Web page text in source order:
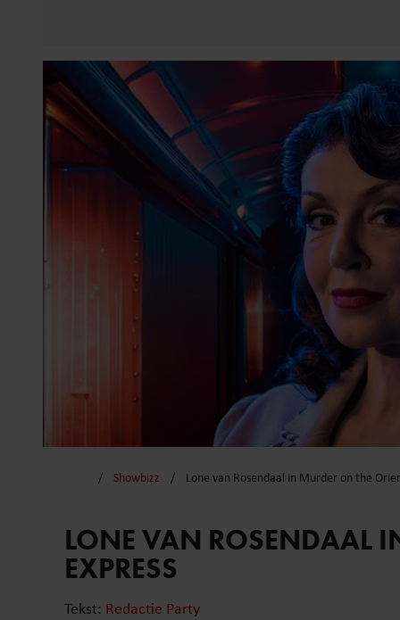
Showbizz Lone van Rosendaal in Murder on the
LONE VAN ROSENDAAL
EXPRESS
Tekst: Redactie Party